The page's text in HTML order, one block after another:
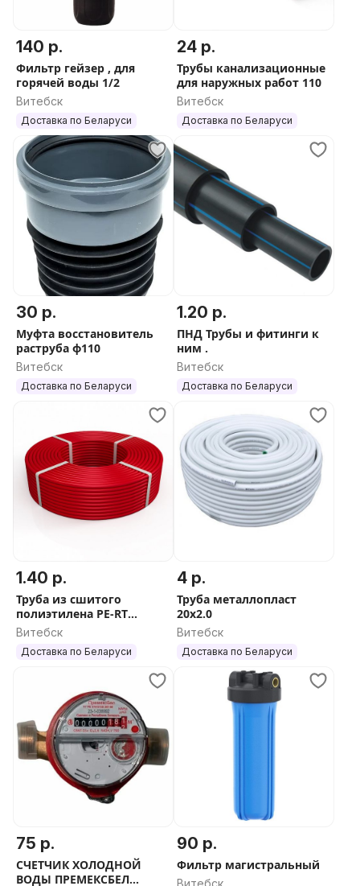
140 р.
Фильтр гейзер , для
горячей воды 1/2
Витебск
Доставка по Беларуси
24 р.
Трубы канализационные
для наружных работ 110
Витебск
Доставка по Беларуси
30 р.
Муфта восстановитель
раструба ф110
Витебск
Доставка по Беларуси
1.20 р.
ПНД Трубы и фитинги к
ним .
Витебск
Доставка по Беларуси
1.40 р.
Труба из сшитого
полиэтилена PE-RT
Aqualink
Витебск
Доставка по Беларуси
4 р.
Труба металлопласт
20х2.0
Витебск
Доставка по Беларуси
75 р.
СЧЕТЧИК ХОЛОДНОЙ
ВОДЫ ПРЕМЕКСБЕЛ
90 р.
Фильтр магистральный
Витебск